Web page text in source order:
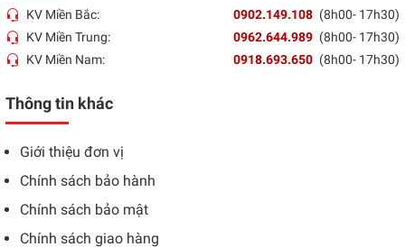
KV Miền Bắc: 0902.149.108 (8h00- 17h30)
KV Miền Trung:
0962.644.989 (8h00- 17h30)
KV Miền Nam:
0918.693.650 (8h00- 17h30)
Thông tin khác
Giới thiệu đơn vị
Chính sách bảo hành
Chính sách bảo mật
Chính sách giao hàng